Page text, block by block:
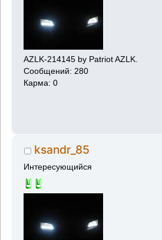
AZLK-214145 by Patriot AZLK.
Сообщений: 280
Карма: 0
ksandr_85
Интересующийся